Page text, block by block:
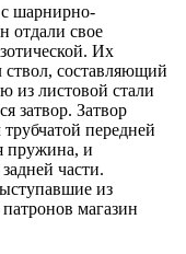
шарнирно-
отдали свое
Их
ствол, составляющий
из листовой стали
затвор. Затвор
передней
пружина, и
части.
из
магазин